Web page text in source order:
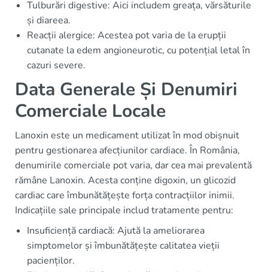
Tulburări digestive: Aici includem greața, vărsăturile
și diareea.
Reacții alergice: Acestea pot varia de la erupții
cutanate la edem angioneurotic, cu potențial letal în
cazuri severe.
Data Generale Și Denumiri
Comerciale Locale
Lanoxin este un medicament utilizat în mod obișnuit
pentru gestionarea afecțiunilor cardiace. În România,
denumirile comerciale pot varia, dar cea mai prevalentă
rămâne Lanoxin. Acesta conține digoxin, un glicozid
cardiac care îmbunătățește forța contracțiilor inimii.
Indicațiile sale principale includ tratamente pentru:
Insuficiență cardiacă: Ajută la ameliorarea
simptomelor și îmbunătățește calitatea vieții
pacienților.